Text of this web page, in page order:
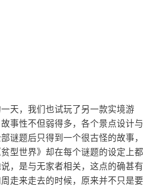
天，我们也试玩了另一款实境游
事性不但弱得多，各个景点设计与
谜题后只得到一个很古怪的故事，
型世界》却在每个谜题的设定上都
，是与无家者相关，这点的确甚有
走来走去的时候，原来并不只是要